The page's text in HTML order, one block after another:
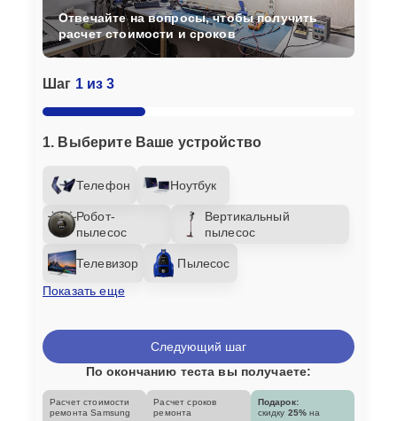
Шаг 1 из 3
1. Выберите Ваше устройство
Телефон Ноутбук
Робот-
пылесос
Вертикальный
пылесос
Телевизор
Пылесос
Показать еще
Отвечайте на вопросы, чтобы получить
расчет стоимости и сроков
Следующий шаг
По окончанию теста вы получаете:
Расчет стоимости
ремонта Samsung
Расчет сроков
ремонта
Подарок:
скидку 25% на